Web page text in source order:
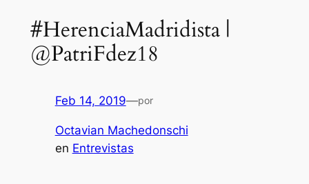
#HerenciaMadridista |
@PatriFdez18
Feb 14, 2019—por
Octavian Machedonschi
en Entrevistas